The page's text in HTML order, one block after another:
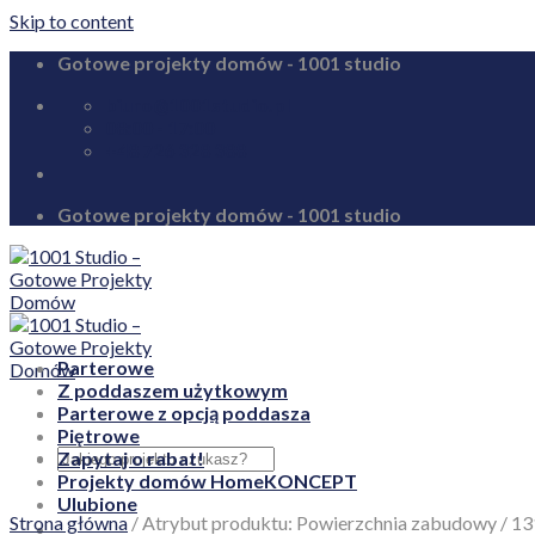
Skip to content
Gotowe projekty domów - 1001 studio
Gotowe projekty domów - 1001 studio
Ulubione
Parterowe
Z poddaszem użytkowym
Parterowe z opcją poddasza
Piętrowe
Zapytaj o rabat!
Projekty domów HomeKONCEPT
Strona główna /Atrybut produktu: Powierzchnia zabudowy /